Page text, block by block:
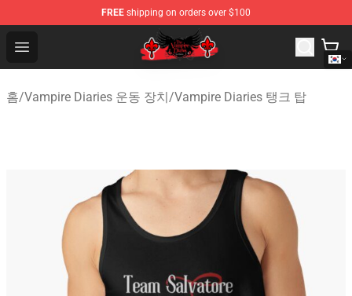
FREE shipping on orders over $100
Open menu
The Vampire Diaries Shop - Official The Vampire
홈/Vampire Diaries 운동 장치/Vampire Diaries 탱크 탑